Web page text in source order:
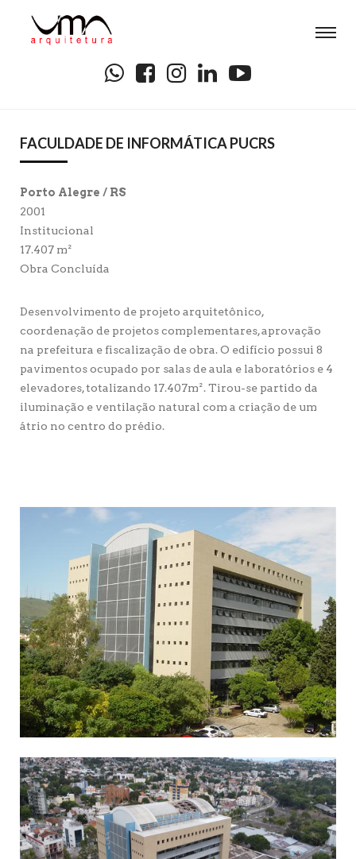
FACULDADE DE INFORMÁTICA PUCRS
Porto Alegre / RS
2001
Institucional
17.407 m²
Obra Concluída
Desenvolvimento de projeto arquitetônico,
coordenação de projetos complementares, aprovação
na prefeitura e fiscalização de obra. O edifício possui 8
pavimentos ocupado por salas de aula e laboratórios e 4
elevadores, totalizando 17.407m². Tirou-se partido da
iluminação e ventilação natural com a criação de um
átrio no centro do prédio.